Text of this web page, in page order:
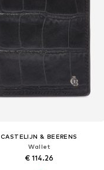
CASTELIJN & BEERENS
Wallet
€ 114.26